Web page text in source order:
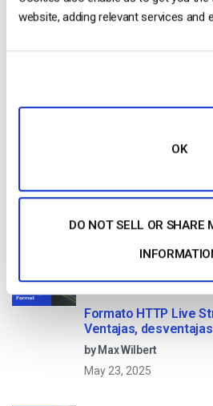
website, adding relevant services and
OK
DO NOT SELL OR SHARE
Free 14-Day Trial
Start streaming
Formato HTTP Live
Ventajas,
by Max Wilbert
May 23, 2025